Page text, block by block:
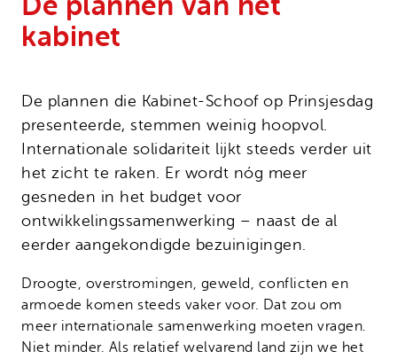
kabinet
De plannen die Kabinet-Schoof op Prinsjesdag
presenteerde, stemmen weinig hoopvol.
Internationale solidariteit lijkt steeds verder uit
het zicht te raken. Er wordt nóg meer
gesneden in het budget voor
ontwikkelingssamenwerking – naast de al
eerder aangekondigde bezuinigingen.
Droogte, overstromingen, geweld, conflicten en
armoede komen steeds vaker voor. Dat zou om
meer internationale samenwerking moeten vragen.
Niet minder. Als relatief welvarend land zijn we het
Noodfonds voor activisten
Onze successen
Jaarverslag
Contact